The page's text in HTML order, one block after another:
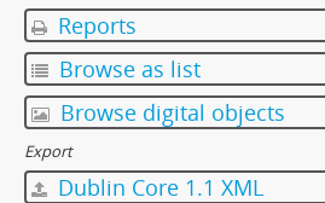
Reports
Browse as list
Browse digital objects
Export
Dublin Core 1.1 XML